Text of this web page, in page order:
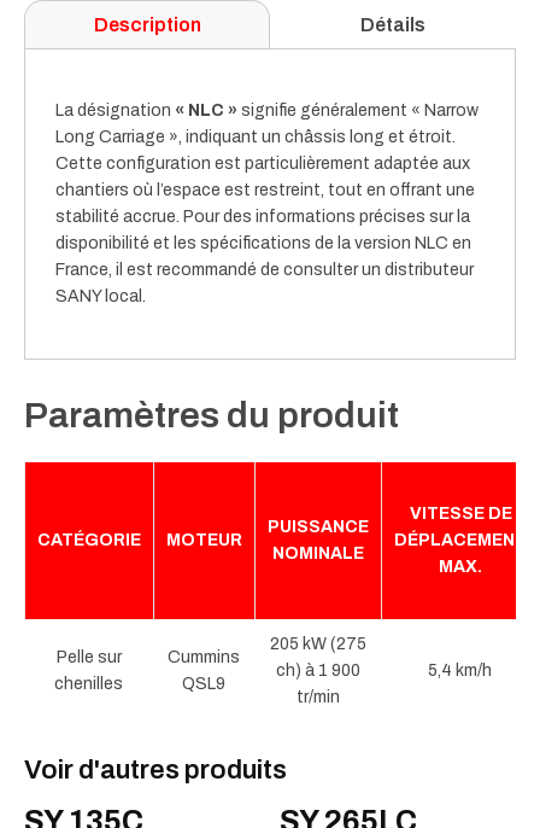
Description Détails
La désignation « NLC » signifie généralement « Narrow
Long Carriage », indiquant un châssis long et étroit.
Cette configuration est particulièrement adaptée aux
chantiers où l’espace est restreint, tout en offrant une
stabilité accrue. Pour des informations précises sur la
disponibilité et les spécifications de la version NLC en
France, il est recommandé de consulter un distributeur
SANY local.
Paramètres du produit
CATÉGORIE MOTEUR
PUISSANCE
NOMINALE
VITESSE DE
DÉPLACEMENT
MAX.
Pelle sur
chenilles
Cummins
QSL9
205 kW (275
ch) à 1 900
tr/min
5,4 km/h
Voir d'autres produits
SY 135C SY 265LC